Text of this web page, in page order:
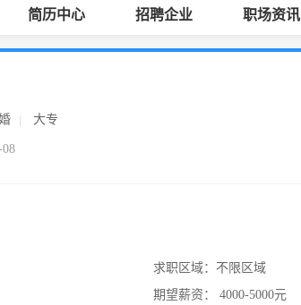
简历中心 招聘企业 职场资讯
大专
求职区域： 不限区域
期望薪资：
4000-5000元